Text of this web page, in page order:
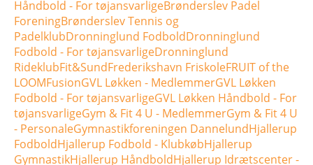
Håndbold - For tøjansvarligeBrønderslev Padel
ForeningBrønderslev Tennis og
PadelklubDronninglund FodboldDronninglund
Fodbold - For tøjansvarligeDronninglund
RideklubFit&SundFrederikshavn FriskoleFRUIT of the
LOOMFusionGVL Løkken - MedlemmerGVL Løkken
Fodbold - For tøjansvarligeGVL Løkken Håndbold - For
tøjansvarligeGym & Fit 4 U - MedlemmerGym & Fit 4 U
- PersonaleGymnastikforeningen DannelundHjallerup
FodboldHjallerup Fodbold - KlubkøbHjallerup
GymnastikHjallerup HåndboldHjallerup Idrætscenter -